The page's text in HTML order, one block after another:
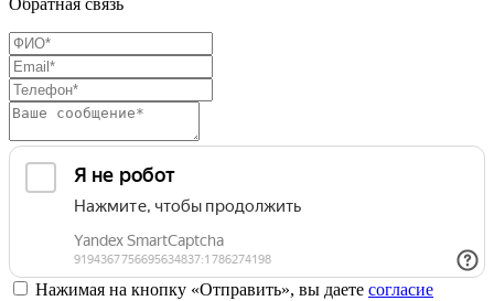
Нажимая на кнопку «Отправить», вы даете согласие